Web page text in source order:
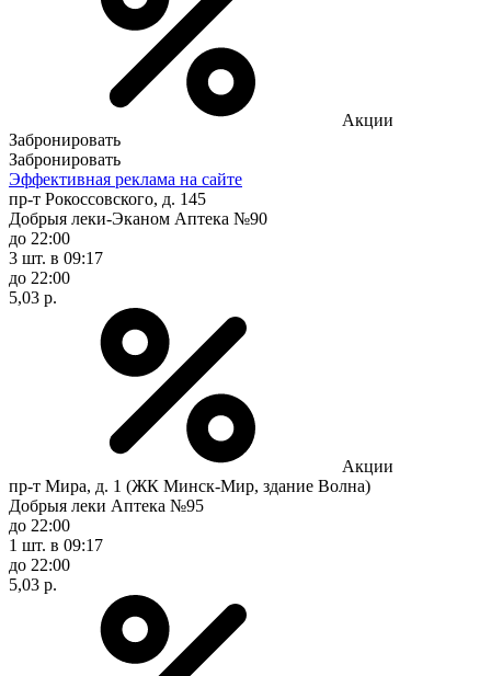
Акции
Забронировать
Забронировать
Эффективная реклама на сайте
пр-т Рокоссовского, д. 145
Добрыя леки-Эканом Аптека №90
до 22:00
3 шт. в 09:17
до 22:00
5,03 р.
Акции
пр-т Мира, д. 1 (ЖК Минск-Мир, здание Волна)
Добрыя леки Аптека №95
до 22:00
1 шт. в 09:17
до 22:00
5,03 р.